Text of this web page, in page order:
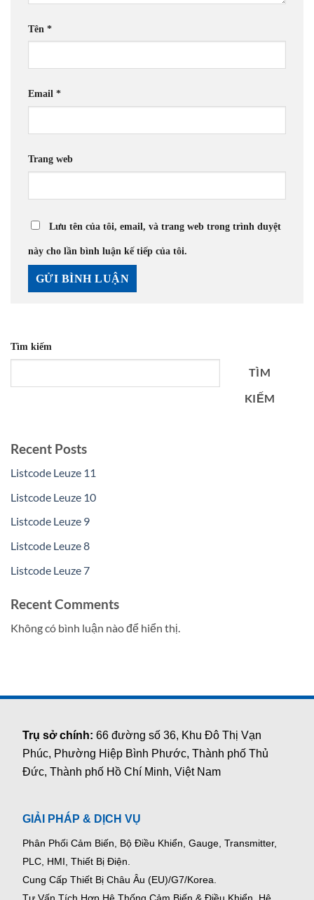
Tên *
Email *
Trang web
Lưu tên của tôi, email, và trang web trong trình duyệt
này cho lần bình luận kế tiếp của tôi.
Tìm kiếm
TÌM
KIẾM
Recent Posts
Listcode Leuze 11
Listcode Leuze 10
Listcode Leuze 9
Listcode Leuze 8
Listcode Leuze 7
Recent Comments
Không có bình luận nào để hiển thị.
Trụ sở chính:66 đường số 36, Khu Đô Thị Vạn
Phúc, Phường Hiệp Bình Phước, Thành phố Thủ
Đức, Thành phố Hồ Chí Minh, Việt Nam
GIẢI PHÁP & DỊCH VỤ
Phân Phối Cảm Biến, Bộ Điều Khiển, Gauge, Transmitter,
PLC, HMI, Thiết Bị Điện.
Cung Cấp Thiết Bị Châu Âu (EU)/G7/Korea.
Tư Vấn Tích Hợp Hệ Thống Cảm Biến & Điều Khiển, Hệ